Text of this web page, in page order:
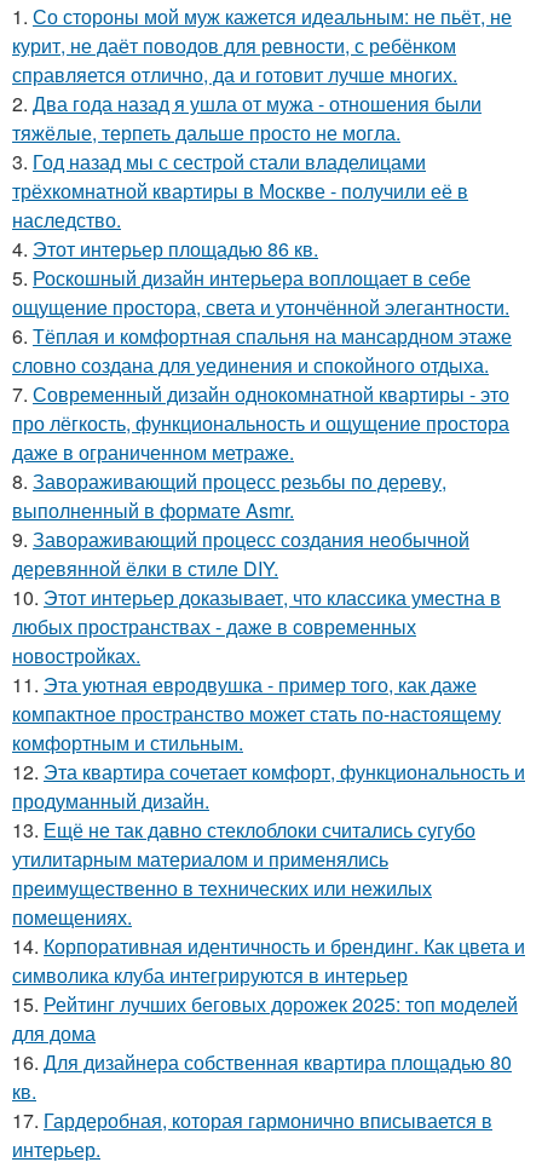
1. Со стороны мой муж кажется идеальным: не пьёт, не
курит, не даёт поводов для ревности, с ребёнком
справляется отлично, да и готовит лучше многих.
2. Два года назад я ушла от мужа - отношения были
тяжёлые, терпеть дальше просто не могла.
3. Год назад мы с сестрой стали владелицами
трёхкомнатной квартиры в Москве - получили её в
наследство.
4. Этот интерьер площадью 86 кв.
5. Роскошный дизайн интерьера воплощает в себе
ощущение простора, света и утончённой элегантности.
6. Тёплая и комфортная спальня на мансардном этаже
словно создана для уединения и спокойного отдыха.
7. Современный дизайн однокомнатной квартиры - это
про лёгкость, функциональность и ощущение простора
даже в ограниченном метраже.
8. Завораживающий процесс резьбы по дереву,
выполненный в формате Asmr.
9. Завораживающий процесс создания необычной
деревянной ёлки в стиле DIY.
10. Этот интерьер доказывает, что классика уместна в
любых пространствах - даже в современных
новостройках.
11. Эта уютная евродвушка - пример того, как даже
компактное пространство может стать по-настоящему
комфортным и стильным.
12. Эта квартира сочетает комфорт, функциональность и
продуманный дизайн.
13. Ещё не так давно стеклоблоки считались сугубо
утилитарным материалом и применялись
преимущественно в технических или нежилых
помещениях.
14. Корпоративная идентичность и брендинг. Как цвета и
символика клуба интегрируются в интерьер
15. Рейтинг лучших беговых дорожек 2025: топ моделей
для дома
16. Для дизайнера собственная квартира площадью 80
кв.
17. Гардеробная, которая гармонично вписывается в
интерьер.